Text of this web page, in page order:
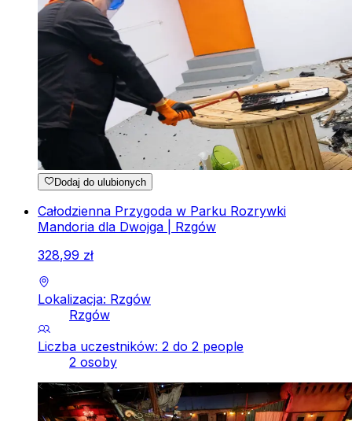
Dodaj do ulubionych
Całodzienna Przygoda w Parku Rozrywki
Mandoria dla Dwojga | Rzgów
328,99 zł
Lokalizacja: Rzgów
Rzgów
Liczba uczestników: 2 do 2 people
2 osoby